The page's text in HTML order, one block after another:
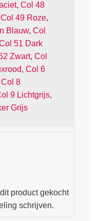
, Col 48
Col 49 Roze,
Blauw, Col
51 Dark
Zwart, Col
, Col 6
Col 8
9 Lichtgrijs,
Grijs
product gekocht
schrijven.